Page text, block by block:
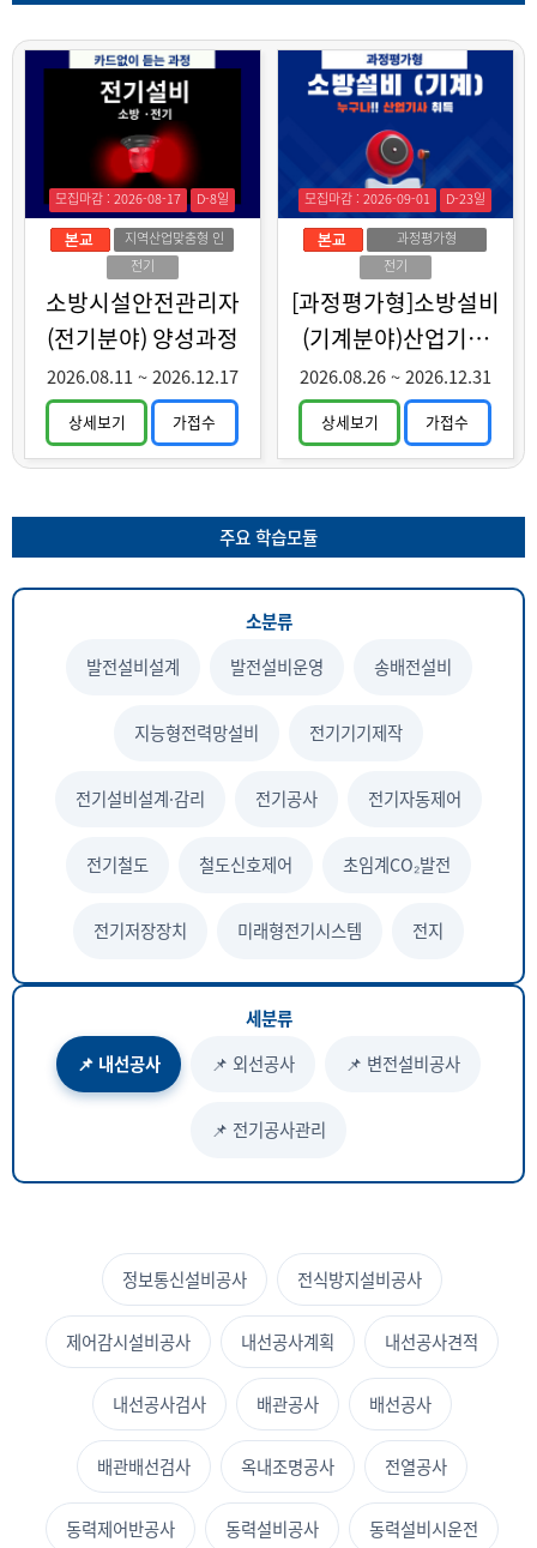
모집마감 : 2026-08-17
D-8일
지역산업맞춤형 인
력양성
전기
소방시설안전관리자
(전기분야) 양성과정
2026.08.11~2026.12.17
상세보기 가접수
모집마감 : 2026-09-01
D-23일
과정평가형
전기
[과정평가형]소방설비
(기계분야)산업기사
취득과정
2026.08.26~2026.12.31
상세보기 가접수
주요 학습모듈
소분류
발전설비설계
발전설비운영 송배전설비
지능형전력망설비 전기기기제작
전기설비설계·감리 전기공사 전기자동제어
전기철도 철도신호제어 초임계CO₂발전
전기저장장치 미래형전기시스템 전지
세분류
📌 내선공사
📌 외선공사 📌 변전설비공사
📌 전기공사관리
정보통신설비공사 전식방지설비공사
제어감시설비공사 내선공사계획 내선공사견적
내선공사검사 배관공사 배선공사
배관배선검사 옥내조명공사 전열공사
동력제어반공사 동력설비공사 동력설비시운전